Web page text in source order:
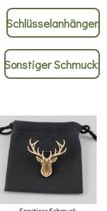
Schlüsselanhänger:
Sonstiger Schmuck: